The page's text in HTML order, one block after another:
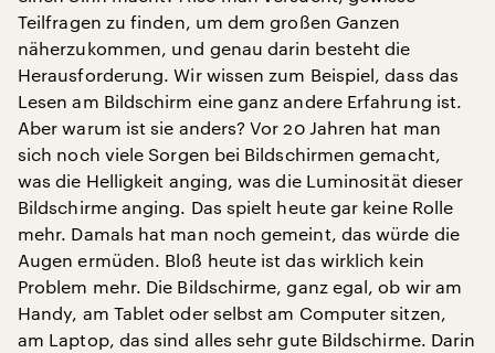
Teilfragen zu finden, um dem großen Ganzen
näherzukommen, und genau darin besteht die
Herausforderung. Wir wissen zum Beispiel, dass das
Lesen am Bildschirm eine ganz andere Erfahrung ist.
Aber warum ist sie anders? Vor 20 Jahren hat man
sich noch viele Sorgen bei Bildschirmen gemacht,
was die Helligkeit anging, was die Luminosität dieser
Bildschirme anging. Das spielt heute gar keine Rolle
mehr. Damals hat man noch gemeint, das würde die
Augen ermüden. Bloß heute ist das wirklich kein
Problem mehr. Die Bildschirme, ganz egal, ob wir am
Handy, am Tablet oder selbst am Computer sitzen,
am Laptop, das sind alles sehr gute Bildschirme. Darin